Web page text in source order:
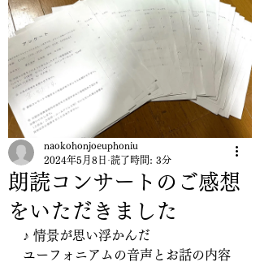
朗読コンサートのご感想
をいただきました
naokohonjoeuphoniu
2024年5月8日 読了時間: 3分
♪ 情景が思い浮かんだ
ユーフォニアムの音声とお話の内容